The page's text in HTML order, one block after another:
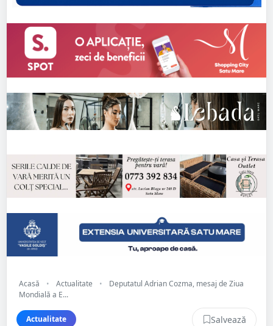
Acasă • Actualitate •
Deputatul Adrian Cozma, mesaj de Ziua
Mondială a E...
Actualitate Salvează